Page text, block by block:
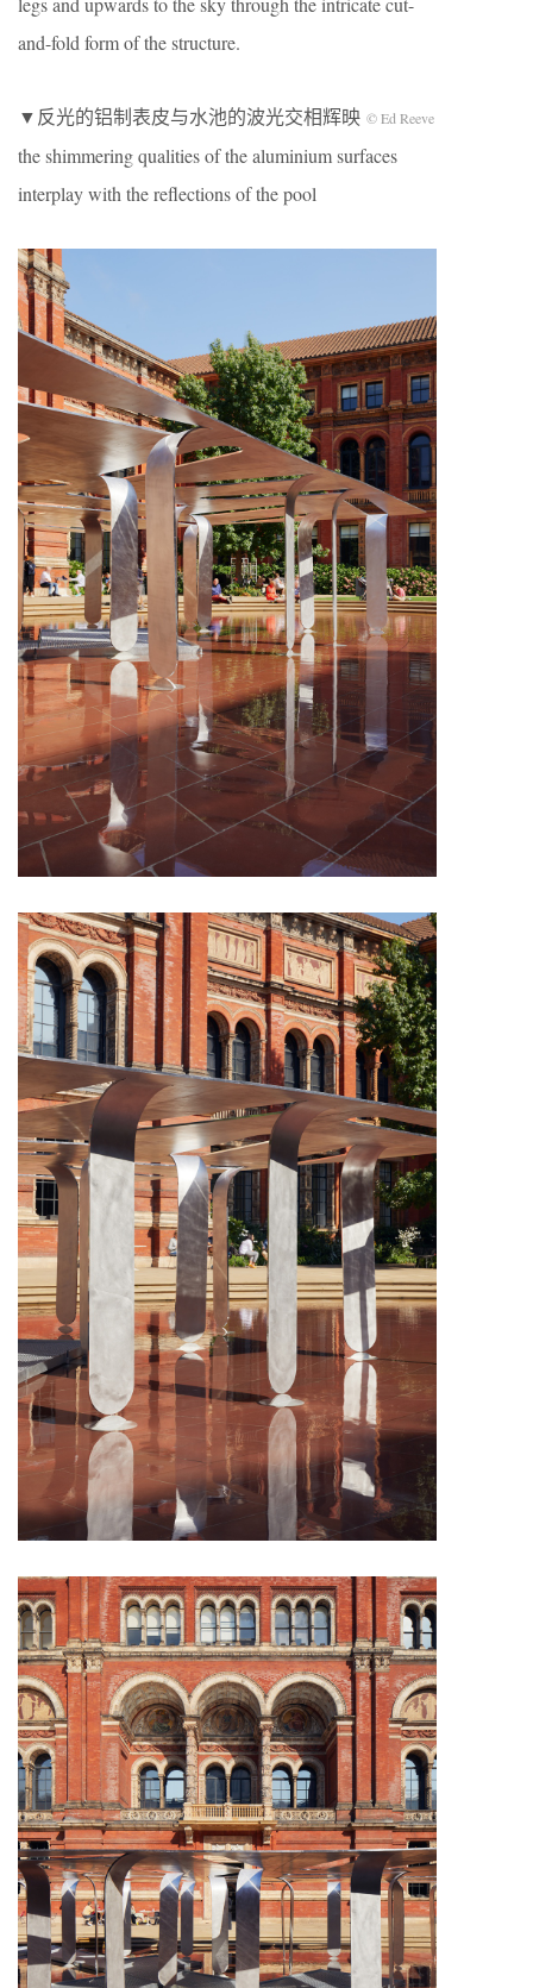
and-fold form of the structure.
▼反光的铝制表皮与水池的波光交相辉映 © Ed Reeve
the shimmering qualities of the aluminium surfaces
interplay with the reflections of the pool